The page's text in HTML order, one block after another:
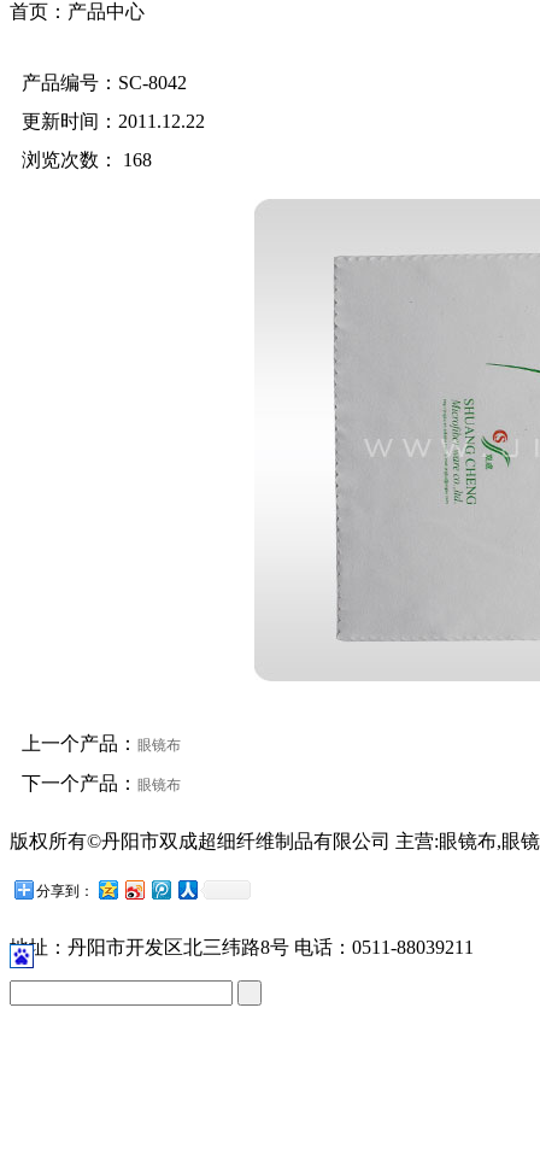
首页：产品中心
产品编号：SC-8042
更新时间：2011.12.22
浏览次数： 168
上一个产品： 眼镜布
下一个产品： 眼镜布
版权所有©丹阳市双成超细纤维制品有限公司 主营:眼镜布,眼
分享到：
地址：丹阳市开发区北三纬路8号 电话：0511-88039211